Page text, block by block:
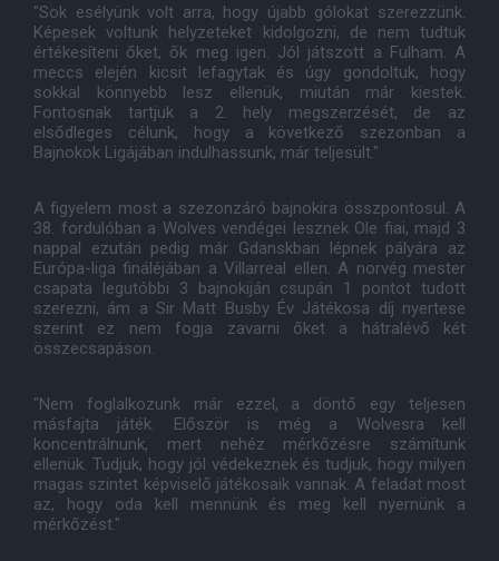
"Sok esélyünk volt arra, hogy újabb gólokat szerezzünk.
Képesek voltunk helyzeteket kidolgozni, de nem tudtuk
értékesíteni őket, ők meg igen. Jól játszott a Fulham. A
meccs elején kicsit lefagytak és úgy gondoltuk, hogy
sokkal könnyebb lesz ellenük, miután már kiestek.
Fontosnak tartjuk a 2. hely megszerzését, de az
elsődleges célunk, hogy a következő szezonban a
Bajnokok Ligájában indulhassunk, már teljesült."
A figyelem most a szezonzáró bajnokira összpontosul. A
38. fordulóban a Wolves vendégei lesznek Ole fiai, majd 3
nappal ezután pedig már Gdanskban lépnek pályára az
Európa-liga fináléjában a Villarreal ellen. A norvég mester
csapata legutóbbi 3 bajnokiján csupán 1 pontot tudott
szerezni, ám a Sir Matt Busby Év Játékosa díj nyertese
szerint ez nem fogja zavarni őket a hátralévő két
összecsapáson.
"Nem foglalkozunk már ezzel, a döntő egy teljesen
másfajta játék. Először is még a Wolvesra kell
koncentrálnunk, mert nehéz mérkőzésre számítunk
ellenük. Tudjuk, hogy jól védekeznek és tudjuk, hogy milyen
magas szintet képviselő játékosaik vannak. A feladat most
az, hogy oda kell mennünk és meg kell nyernünk a
mérkőzést."